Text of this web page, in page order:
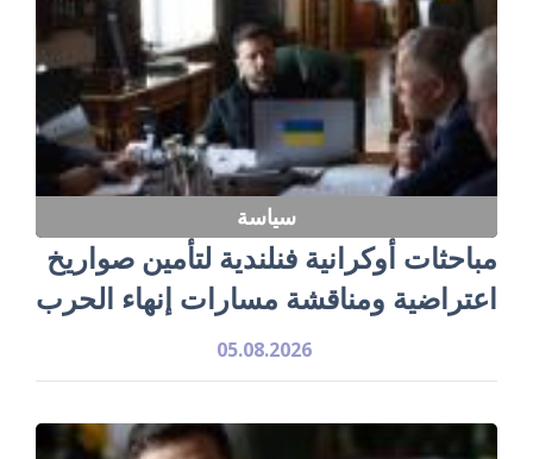
سياسة
مباحثات أوكرانية فنلندية لتأمين صواريخ
اعتراضية ومناقشة مسارات إنهاء الحرب
05.08.2026